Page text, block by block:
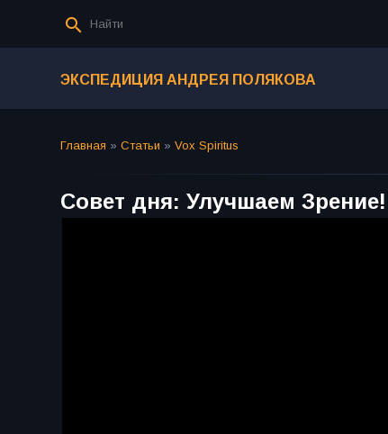
ЭКСПЕДИЦИЯ АНДРЕЯ ПОЛЯКОВА
Главная » Статьи » Vox Spiritus
Совет дня: Улучшаем